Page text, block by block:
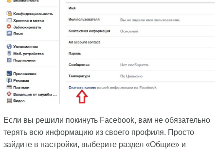
Если вы решили покинуть Facebook, вам не обязательно
терять всю информацию из своего профиля. Просто
зайдите в настройки, выберите раздел «Общие» и